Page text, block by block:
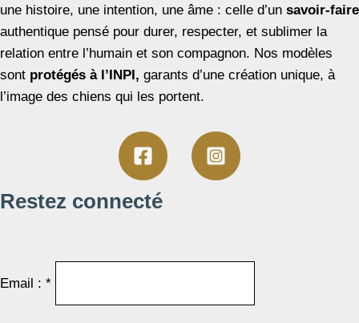
une histoire, une intention, une âme : celle d’un savoir-faire
authentique pensé pour durer, respecter, et sublimer la
relation entre l’humain et son compagnon. Nos modèles
sont protégés à l’INPI, garants d’une création unique, à
l’image des chiens qui les portent.
Restez connecté
Email : *